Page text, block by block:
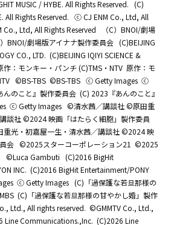
MUSIC / HYBE. All Rights Reserved. (C)
All Rights Reserved. ⓒ CJ ENM Co., Ltd, All
Co., Ltd, All Rights Reserved
（C）BNOI/劇場
）BNOI/劇場版アイナナ製作委員会 (C)BEIJING
CO., LTD. (C)BEIJING IQIYI SCIENCE &
作：モンキー・パンチ (C)TMS・NTV 原作：モ
©BS-TBS ©BS-TBS ⓒ Getty Images ⓒ
んのこと』製作委員会 (C) 2023『あんのこと』
ⓒ Getty Images ©清水茜／講談社 ©原田重
談社 ©2024 映画「はたらく細胞」製作委員
光・初嘉屋一生・清水茜／講談社 ©2024 映
会 ©2025スターコーポレーション21 ©2025
©Luca Gambuti (C)2016 BigHit
INC. (C)2016 BigHit Entertainment/PONY
ⓒ Getty Images (C)「過保護な若旦那様の
(C)「過保護な若旦那様の甘やかし婚」製作
Ltd., All rights reserved. ©GMMTV Co., Ltd.,
Line Communications.,Inc. (C)2026 Line